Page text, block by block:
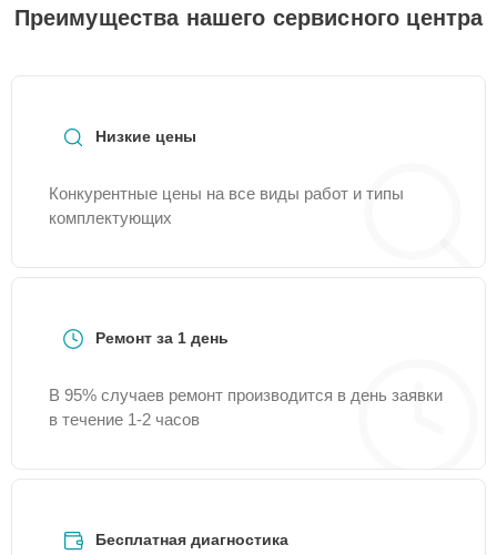
Преимущества нашего сервисного центра
Низкие цены
Конкурентные цены на все виды работ и типы
комплектующих
Ремонт за 1 день
В 95% случаев ремонт производится в день заявки
в течение 1-2 часов
Бесплатная диагностика